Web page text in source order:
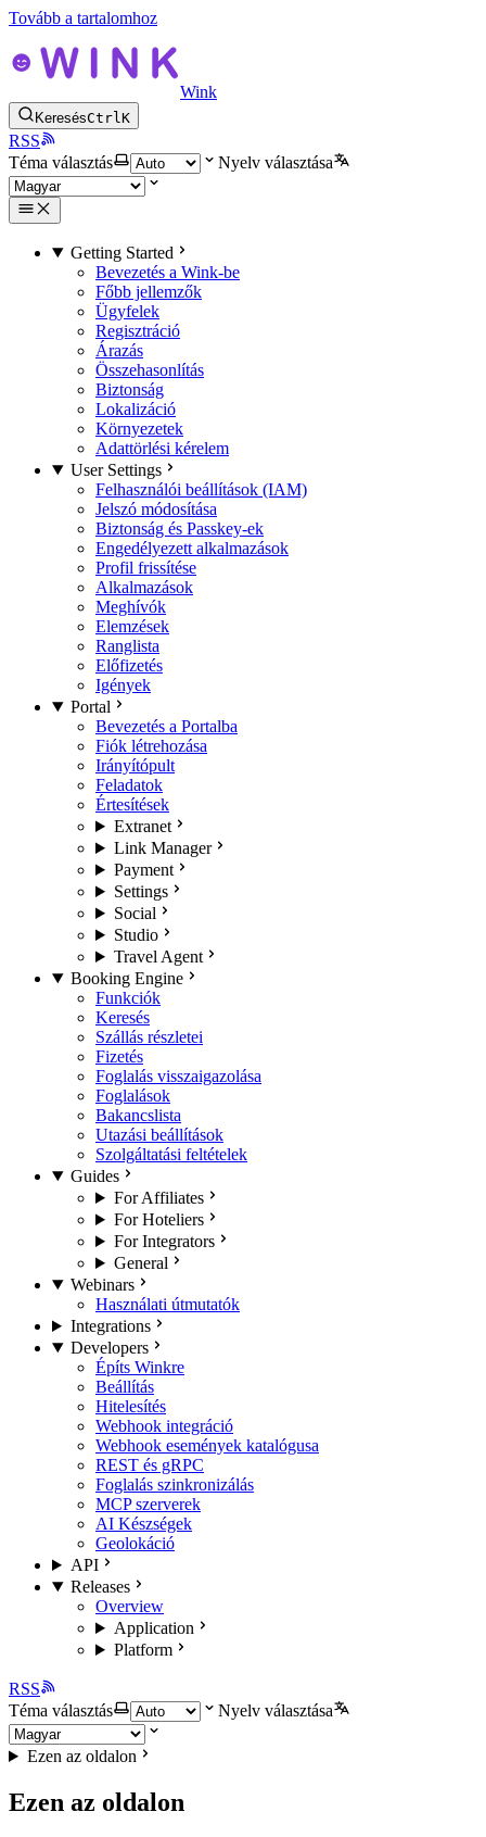
Tovább a tartalomhoz
Wink
KeresésCtrlK
RSS
Téma választás
Nyelv választása
Getting Started
Bevezetés a Wink-be
Főbb jellemzők
Ügyfelek
Regisztráció
Árazás
Összehasonlítás
Biztonság
Lokalizáció
Környezetek
Adattörlési kérelem
User Settings
Felhasználói beállítások (IAM)
Jelszó módosítása
Biztonság és Passkey-ek
Engedélyezett alkalmazások
Profil frissítése
Alkalmazások
Meghívók
Elemzések
Ranglista
Előfizetés
Igények
Portal
Bevezetés a Portalba
Fiók létrehozása
Irányítópult
Feladatok
Értesítések
Extranet
Link Manager
Payment
Settings
Social
Studio
Travel Agent
Booking Engine
Funkciók
Keresés
Szállás részletei
Fizetés
Foglalás visszaigazolása
Foglalások
Bakancslista
Utazási beállítások
Szolgáltatási feltételek
Guides
For Affiliates
For Hoteliers
For Integrators
General
Webinars
Használati útmutatók
Integrations
Developers
Építs Winkre
Beállítás
Hitelesítés
Webhook integráció
Webhook események katalógusa
REST és gRPC
Foglalás szinkronizálás
MCP szerverek
AI Készségek
Geolokáció
API
Releases
Overview
Application
Platform
RSS
Téma választás
Nyelv választása
Ezen az oldalon
Ezen az oldalon